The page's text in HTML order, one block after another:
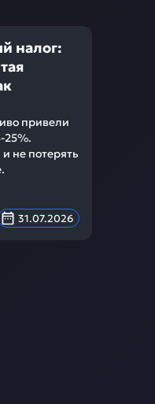
налог:
привели
25%.
не потерять
31.07.2026